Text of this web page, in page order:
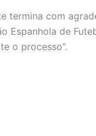
termina com
Espanhola de
o processo”.